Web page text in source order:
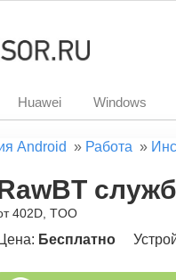
Huawei Windows
Android » Работа »
402D, TOO
Цена: Бесплатно